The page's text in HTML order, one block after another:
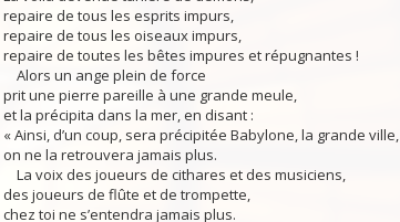
repaire de tous les esprits impurs,
repaire de tous les oiseaux impurs,
repaire de toutes les bêtes impures et répugnantes !
Alors un ange plein de force
prit une pierre pareille à une grande meule,
et la précipita dans la mer, en disant :
« Ainsi, d’un coup, sera précipitée Babylone, la grande ville,
on ne la retrouvera jamais plus.
La voix des joueurs de cithares et des musiciens,
des joueurs de flûte et de trompette,
chez toi ne s’entendra jamais plus.